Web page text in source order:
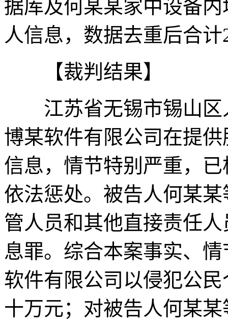
据库及何某某家中设备
人信息，数据去重后合计
【裁判结果】
江苏省无锡市锡山区
博某软件有限公司在提
信息，情节特别严重，
依法惩处。被告人何某
管人员和其他直接责任
息罪。综合本案事实、
软件有限公司以侵犯公
十万元；对被告人何某